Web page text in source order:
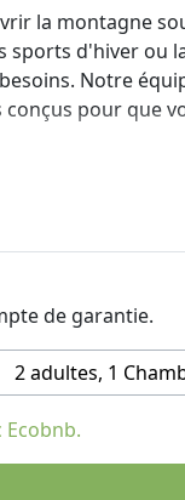
la montagne
sports d'hiver ou
Notre
conçus pour que
offrir un
équipées d'un
chauffage, d'un
connexion
détente absolue,
varié, conçu pour
salés, des
de garantie.
2 adultes, 1